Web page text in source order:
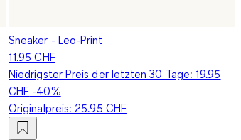
Sneaker - Leo-Print
11.95 CHF
Niedrigster Preis der letzten 30 Tage:19.95
CHF -40%
Originalpreis: 25.95 CHF